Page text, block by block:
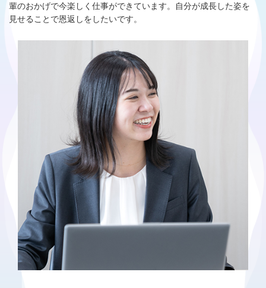
輩のおかげで今楽しく仕事ができています。自分が成長した姿を
見せることで恩返しをしたいです。